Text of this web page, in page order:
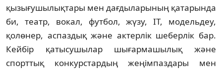
қызығушылықтары мен дағдыларының қатарында
би, театр, вокал, футбол, жүзу, IT, модельдеу,
қолөнер, аспаздық және актерлік шеберлік бар.
Кейбір қатысушылар шығармашылық және
спорттық конкурстардың жеңімпаздары мен